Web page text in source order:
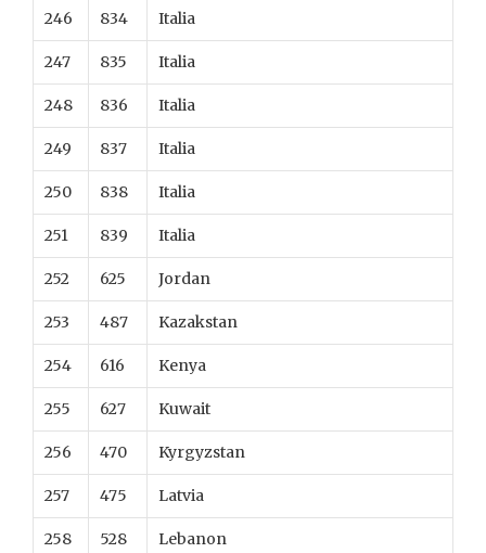
246 834 Italia
247 835 Italia
248 836 Italia
249 837 Italia
250 838 Italia
251 839 Italia
252 625 Jordan
253 487 Kazakstan
254 616 Kenya
255 627 Kuwait
256 470 Kyrgyzstan
257 475 Latvia
258 528 Lebanon